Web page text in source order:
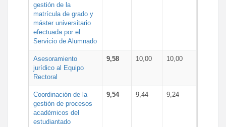
gestión de la
matrícula de grado y
máster universitario
efectuada por el
Servicio de Alumnado
Asesoramiento
jurídico al Equipo
Rectoral
9,58 10,00 10,00
Coordinación de la
gestión de procesos
académicos del
estudiantado
9,54 9,44 9,24